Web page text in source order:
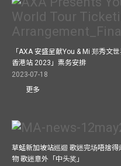
「AXA 安盛呈献You & Mi 郑秀文
香港站 2023」票务安排
2023-07-18
更多
草蜢新加坡站巡迴 歌迷完场唔捨得
物 歌迷意外「中头奖」